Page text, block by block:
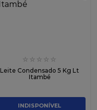
☆ ☆ ☆ ☆ ☆
Leite Condensado 5 Kg Lt
Itambé
INDISPONÍVEL